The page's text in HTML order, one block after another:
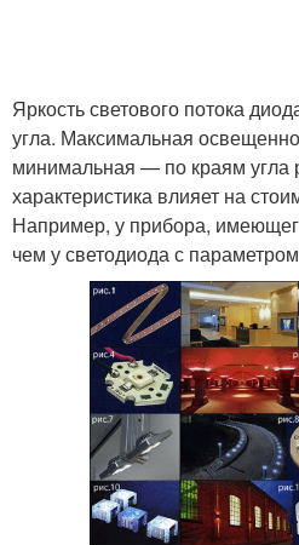
Яркость светового потока
угла. Максимальная
минимальная — по краям угла
характеристика влияет на
Например, у прибора,
чем у светодиода с